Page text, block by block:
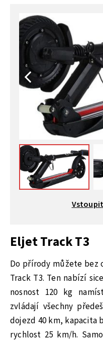
Eljet Track T3
Do přírody můžete bez
Track T3. Ten nabízí
nosnost 120 kg
zvládají všechny
dojezd 40 km, kapacita
rychlost 25 km/h.